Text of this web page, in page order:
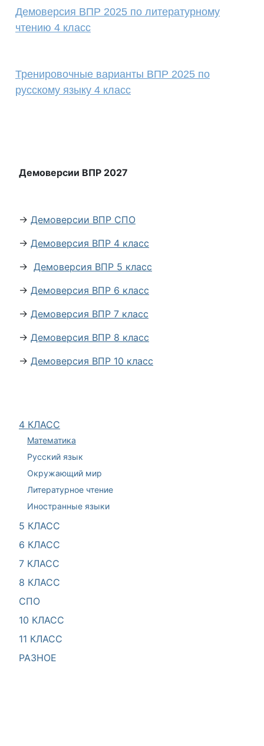
4 КЛАСС
Математика
Русский язык
Окружающий мир
Литературное чтение
Иностранные языки
5 КЛАСС
6 КЛАСС
7 КЛАСС
8 КЛАСС
СПО
10 КЛАСС
11 КЛАСС
РАЗНОЕ
Демоверсия ВПР 2025 по литературному
чтению 4 класс
Тренировочные варианты ВПР 2025 по
русскому языку 4 класс
Демоверсии ВПР 2027
→ Демоверсии ВПР СПО
→ Демоверсия ВПР 4 класс
→ Демоверсия ВПР 5 класс
→ Демоверсия ВПР 6 класс
→ Демоверсия ВПР 7 класс
→ Демоверсия ВПР 8 класс
→ Демоверсия ВПР 10 класс